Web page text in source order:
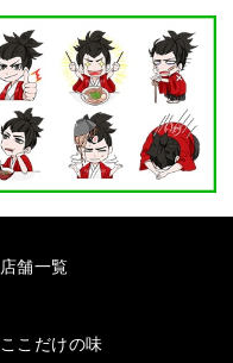
店舗一覧
ここだけの味